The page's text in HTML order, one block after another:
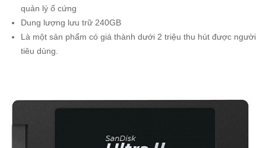
quản lý ổ cứng
Dung lượng lưu trữ 240GB
Là một sản phẩm có giá thành dưới 2 triệu thu hút được người
tiêu dùng.